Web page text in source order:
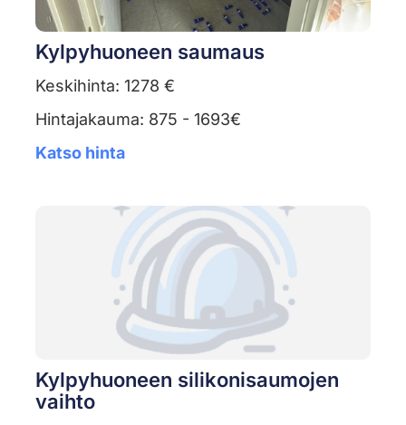
Kylpyhuoneen saumaus
Keskihinta: 1278 €
Hintajakauma: 875 - 1693€
Katso hinta
Kylpyhuoneen silikonisaumojen
vaihto